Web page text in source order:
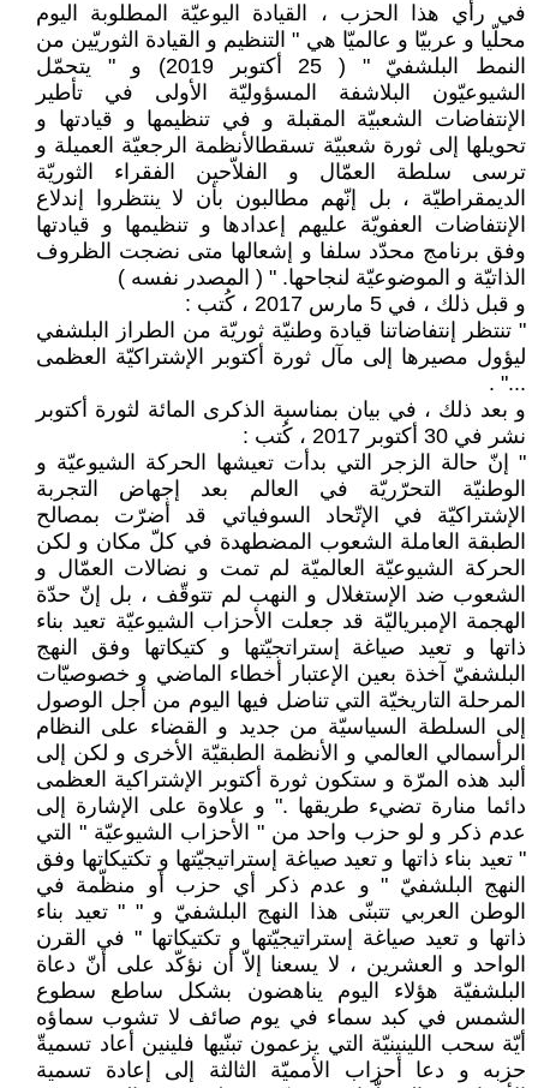
في رأي هذا الحزب ، القيادة اليوعيّة المطلوبة اليوم
محلّيا و عربيّا و عالميّا هي " التنظيم و القيادة الثوريّين من
النمط البلشفيّ " ( 25 أكتوبر 2019) و " يتحمّل
الشيوعيّون البلاشفة المسؤوليّة الأولى في تأطير
الإنتفاضات الشعبيّة المقبلة و في تنظيمها و قيادتها و
تحويلها إلى ثورة شعبيّة تسقطالأنظمة الرجعيّة العميلة و
ترسى سلطة العمّال و الفلاّحين الفقراء الثوريّة
الديمقراطيّة ، بل إنّهم مطالبون بأن لا ينتظروا إندلاع
الإنتفاضات العفويّة عليهم إعدادها و تنظيمها و قيادتها
وفق برنامج محدّد سلفا و إشعالها متى نضجت الظروف
الذاتيّة و الموضوعيّة لنجاحها. " ( المصدر نفسه )
و قبل ذلك ، في 5 مارس 2017 ، كُتب :
" تنتظر إنتفاضاتنا قيادة وطنيّة ثوريّة من الطراز البلشفي
ليؤول مصيرها إلى مآل ثورة أكتوبر الإشتراكيّة العظمى
..." .
و بعد ذلك ، في بيان بمناسبة الذكرى المائة لثورة أكتوبر
نشر في 30 أكتوبر 2017 ، كُتب :
" إنّ حالة الزجر التي بدأت تعيشها الحركة الشيوعيّة و
الوطنيّة التحرّريّة في العالم بعد إجهاض التجربة
الإشتراكيّة في الإتّحاد السوفياتي قد أضرّت بمصالح
الطبقة العاملة الشعوب المضطهدة في كلّ مكان و لكن
الحركة الشيوعيّة العالميّة لم تمت و نضالات العمّال و
الشعوب ضد الإستغلال و النهب لم تتوقّف ، بل إنّ حدّة
الهجمة الإمبرياليّة قد جعلت الأحزاب الشيوعيّة تعيد بناء
ذاتها و تعيد صياغة إستراتجيّتها و كتيكاتها وفق النهج
البلشفيّ آخذة بعين الإعتبار أخطاء الماضي و خصوصيّات
المرحلة التاريخيّة التي تناضل فيها اليوم من أجل الوصول
إلى السلطة السياسيّة من جديد و القضاء على النظام
الرأسمالي العالمي و الأنظمة الطبقيّة الأخرى و لكن إلى
ألبد هذه المرّة و ستكون ثورة أكتوبر الإشتراكية العظمى
دائما منارة تضيء طريقها ." و علاوة على الإشارة إلى
عدم ذكر و لو حزب واحد من " الأحزاب الشيوعيّة " التي
" تعيد بناء ذاتها و تعيد صياغة إستراتيجيّتها و تكتيكاتها وفق
النهج البلشفيّ " و عدم ذكر أي حزب أو منظّمة في
الوطن العربي تتبنّى هذا النهج البلشفيّ و " " تعيد بناء
ذاتها و تعيد صياغة إستراتيجيّتها و تكتيكاتها " في القرن
الواحد و العشرين ، لا يسعنا إلاّ أن نؤكّد على أنّ دعاة
البلشفيّة هؤلاء اليوم يناهضون بشكل ساطع سطوع
الشمس في كبد سماء في يوم صائف لا تشوب سماؤه
أيّة سحب اللينينيّة التي يزعمون تبنّيها فلينين أعاد تسميةّ
حزبه و دعا أحزاب الأمميّة الثالثة إلى إعادة تسمية